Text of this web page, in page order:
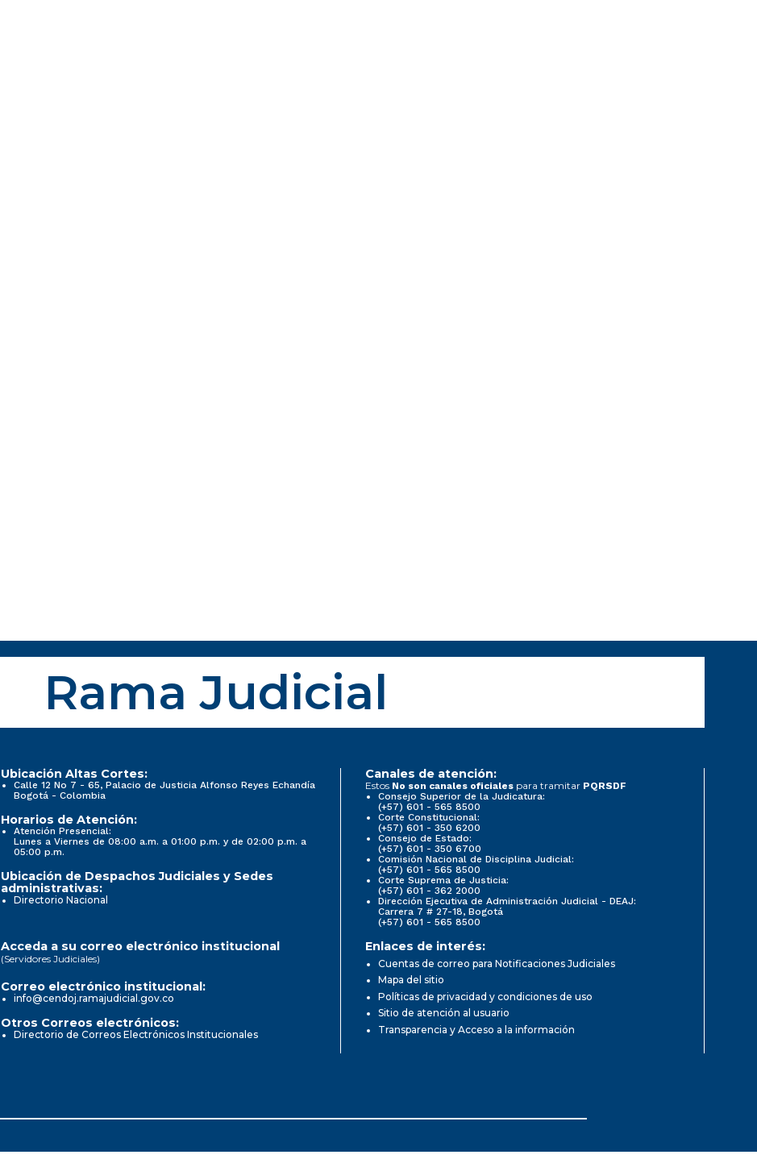
Rama Judicial
Ubicación Altas Cortes:
Calle 12 No 7 - 65, Palacio de Justicia Alfonso Reyes Echandía
Bogotá - Colombia
Horarios de Atención:
Atención Presencial:
Lunes a Viernes de 08:00 a.m. a 01:00 p.m. y de 02:00 p.m. a
05:00 p.m.
Ubicación de Despachos Judiciales y Sedes
administrativas:
Directorio Nacional
Canales de atención:
Estos No son canales oficiales para tramitar PQRSDF
Consejo Superior de la Judicatura:
(+57) 601 - 565 8500
Corte Constitucional:
(+57) 601 - 350 6200
Consejo de Estado:
(+57) 601 - 350 6700
Comisión Nacional de Disciplina Judicial:
(+57) 601 - 565 8500
Corte Suprema de Justicia:
(+57) 601 - 362 2000
Dirección Ejecutiva de Administración Judicial - DEAJ:
Carrera 7 # 27-18, Bogotá
(+57) 601 - 565 8500
Acceda a su correo electrónico institucional
(Servidores Judiciales)
Correo electrónico institucional:
info@cendoj.ramajudicial.gov.co
Otros Correos electrónicos:
Directorio de Correos Electrónicos Institucionales
Enlaces de interés:
Cuentas de correo para Notificaciones Judiciales
Mapa del sitio
Políticas de privacidad y condiciones de uso
Sitio de atención al usuario
Transparencia y Acceso a la información